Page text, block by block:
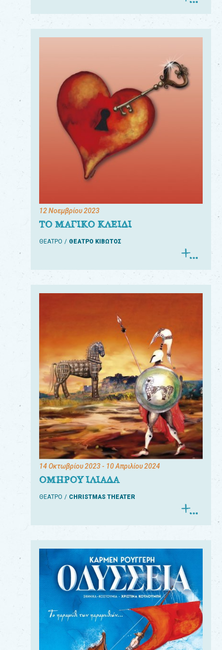
12 Νοεμβρίου 2023
ΤΟ ΜΑΓΙΚΟ ΚΛΕΙΔΙ
ΘΕΑΤΡΟ ΘΕΑΤΡΟ ΚΙΒΩΤΟΣ
14 Οκτωβρίου 2023- 10 Απριλίου 2024
ΟΜΗΡΟΥ ΙΛΙΑΔΑ
ΘΕΑΤΡΟ CHRISTMAS THEATER